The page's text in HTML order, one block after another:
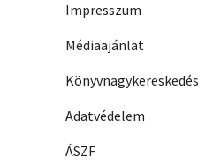
Impresszum
Médiaajánlat
Könyvnagykereskedés
Adatvédelem
ÁSZF